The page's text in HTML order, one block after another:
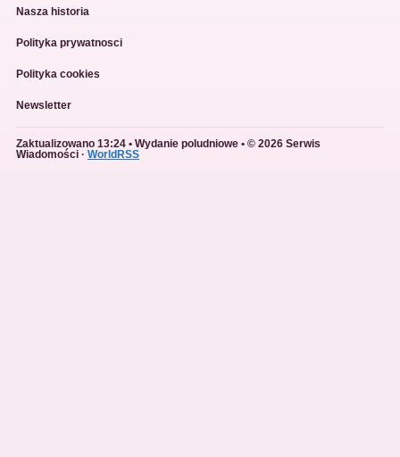
Nasza historia
Polityka prywatnosci
Polityka cookies
Newsletter
Zaktualizowano 13:24 • Wydanie poludniowe • © 2026 Serwis
Wiadomości · WorldRSS